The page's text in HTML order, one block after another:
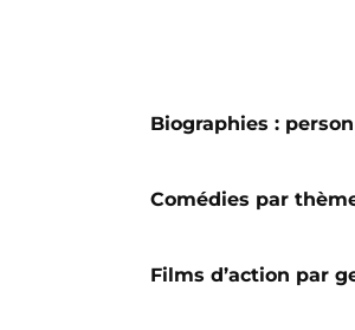
Biographies :
Comédies par
Films d’action par